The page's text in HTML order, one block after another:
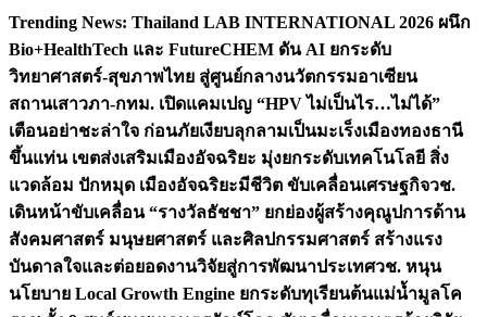
Skip
content
Trending News: Thailand LAB INTERNATIONAL 2026 ผนึก
Bio+HealthTech และ FutureCHEM ดัน AI ยกระดับ
วิทยาศาสตร์-สุขภาพไทย สู่ศูนย์กลางนวัตกรรมอาเซียน
สถานเสาวภา-กทม. เปิดแคมเปญ “HPV ไม่เป็นไร…ไม่ได้”
เตือนอย่าชะล่าใจ ก่อนภัยเงียบลุกลามเป็นมะเร็งเมืองทองธานี
ขึ้นแท่น เขตส่งเสริมเมืองอัจฉริยะ มุ่งยกระดับเทคโนโลยี สิ่ง
แวดล้อม ปักหมุด เมืองอัจฉริยะมีชีวิต ขับเคลื่อนเศรษฐกิจวช.
เดินหน้าขับเคลื่อน “รางวัลธัชชา” ยกย่องผู้สร้างคุณูปการด้าน
สังคมศาสตร์ มนุษยศาสตร์ และศิลปกรรมศาสตร์ สร้างแรง
บันดาลใจและต่อยอดงานวิจัยสู่การพัฒนาประเทศวช. หนุน
นโยบาย Local Growth Engine ยกระดับทุเรียนต้นแม่น้ำมูลโค